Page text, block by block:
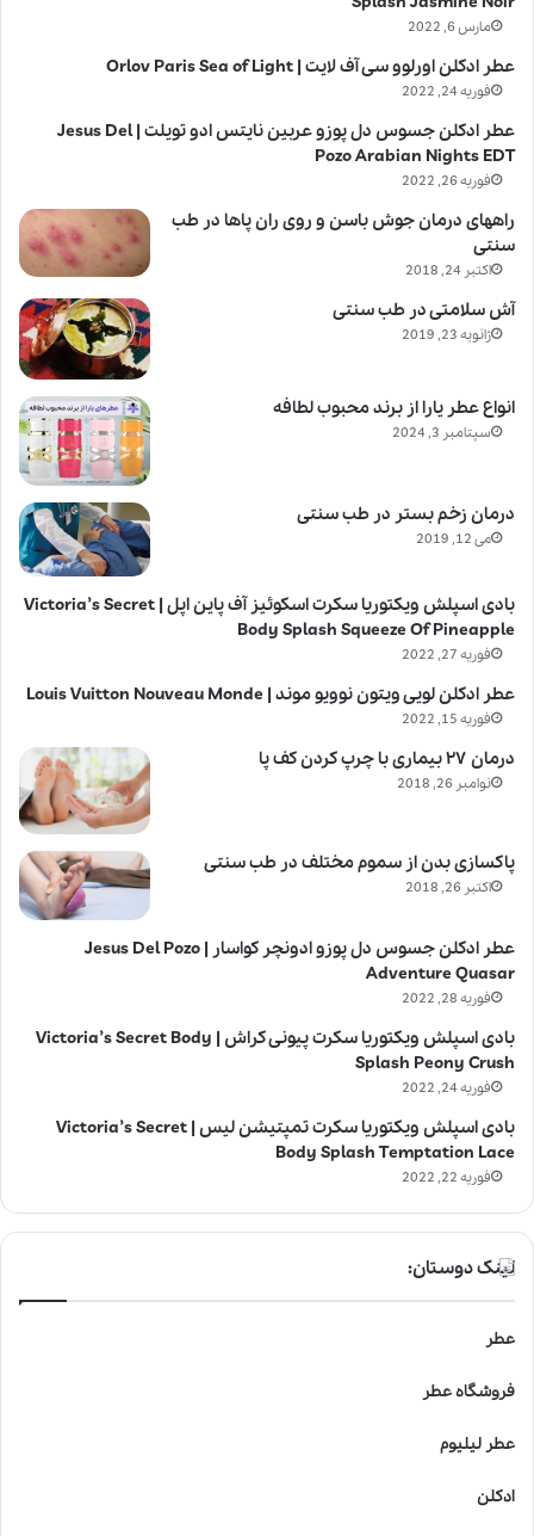
مارس 6, 2022
عطر ادکلن اورلوو سی آف لایت | Orlov Paris Sea of Light
فوریه 24, 2022
عطر ادکلن جسوس دل پوزو عربین نایتس ادو تویلت | Jesus Del
Pozo Arabian Nights EDT
فوریه 26, 2022
راههای درمان جوش باسن و روی ران پاها در طب
سنتی
اکتبر 24, 2018
آش سلامتی در طب سنتی
ژانویه 23, 2019
انواع عطر یارا از برند محبوب لطافه
سپتامبر 3, 2024
درمان زخم بستر در طب سنتی
می 12, 2019
بادی اسپلش ویکتوریا سکرت اسکوئیز آف پاین اپل | Victoria’s Secret
Body Splash Squeeze Of Pineapple
فوریه 27, 2022
عطر ادکلن لویی ویتون نوویو موند | Louis Vuitton Nouveau Monde
فوریه 15, 2022
درمان ۲۷ بیماری با چرپ کردن کف پا
نوامبر 26, 2018
پاکسازی بدن از سموم مختلف در طب سنتی
اکتبر 26, 2018
عطر ادکلن جسوس دل پوزو ادونچر کواسار | Jesus Del Pozo
Adventure Quasar
فوریه 28, 2022
بادی اسپلش ویکتوریا سکرت پیونی کراش | Victoria’s Secret Body
Splash Peony Crush
فوریه 24, 2022
بادی اسپلش ویکتوریا سکرت تمپتیشن لیس | Victoria’s Secret
Body Splash Temptation Lace
فوریه 22, 2022
لینک دوستان:
عطر
فروشگاه عطر
عطر لیلیوم
ادکلن